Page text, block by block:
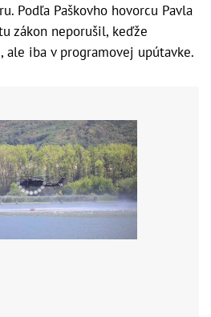
Podľa Paškovho hovorcu Pavla
zákon neporušil, keďže
ale iba v programovej upútavke.